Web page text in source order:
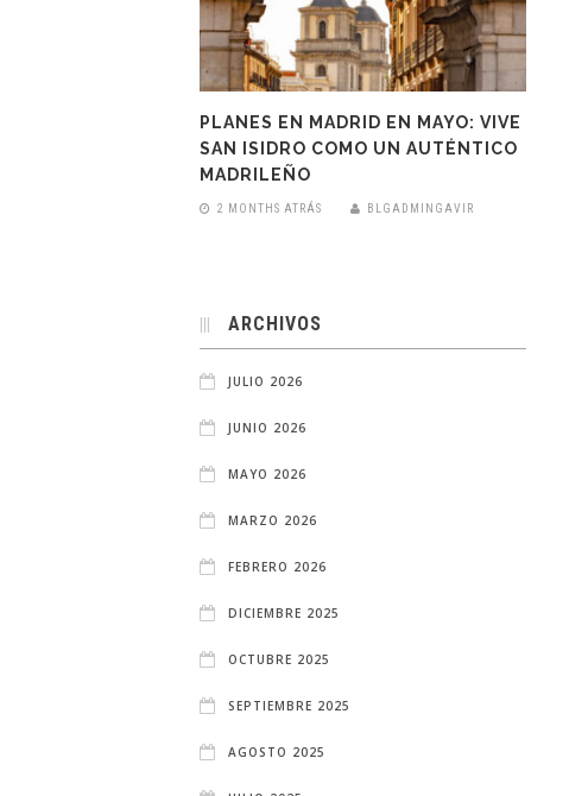
PLANES EN MADRID EN MAYO: VIVE
SAN ISIDRO COMO UN AUTÉNTICO
MADRILEÑO
2 MONTHS ATRÁS BLGADMINGAVIR
ARCHIVOS
JULIO 2026
JUNIO 2026
MAYO 2026
MARZO 2026
FEBRERO 2026
DICIEMBRE 2025
OCTUBRE 2025
SEPTIEMBRE 2025
AGOSTO 2025